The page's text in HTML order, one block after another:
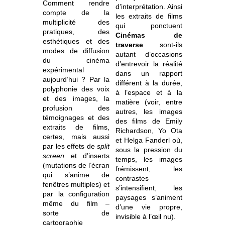
Comment rendre
compte de la
multiplicité des
pratiques, des
esthétiques et des
modes de diffusion
du cinéma
expérimental
aujourd’hui ? Par la
polyphonie des voix
et des images, la
profusion des
témoignages et des
extraits de films,
certes, mais aussi
par les effets desplit
screen et d’inserts
(mutations de l’écran
qui s’anime de
fenêtres multiples) et
par la configuration
même du film –
sorte de
cartographie
d’interprétation. Ainsi
les extraits de films
qui ponctuent
Cinémas de
traverse sont-ils
autant d’occasions
d’entrevoir la réalité
dans un rapport
différent à la durée,
à l’espace et à la
matière (voir, entre
autres, les images
des films de Emily
Richardson, Yo Ota
et Helga Fanderl où,
sous la pression du
temps, les images
frémissent, les
contrastes
s’intensifient, les
paysages s’animent
d’une vie propre,
invisible à l’œil nu).